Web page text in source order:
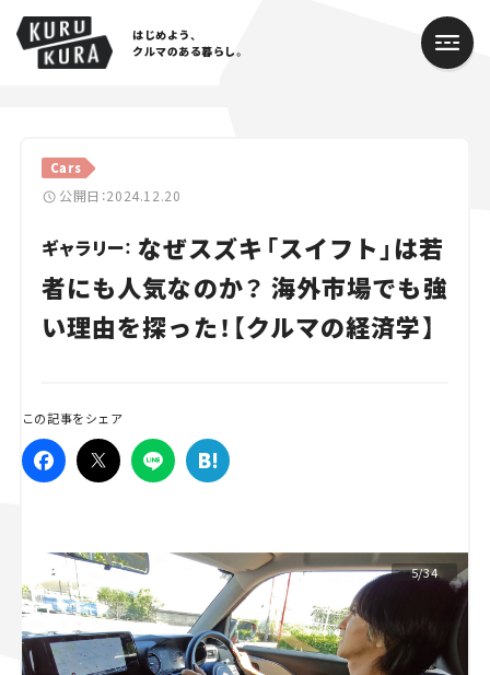
はじめよう、
クルマのある暮らし。
Cars
公開日：2024.12.20
ギャラリー： なぜスズキ「スイフト」は若
者にも人気なのか？ 海外市場でも強
い理由を探った！【クルマの経済学】
この記事をシェア
5/34
Cars
Lifestyle
Traffic
Special
Campaign
人気のハッシュタグ